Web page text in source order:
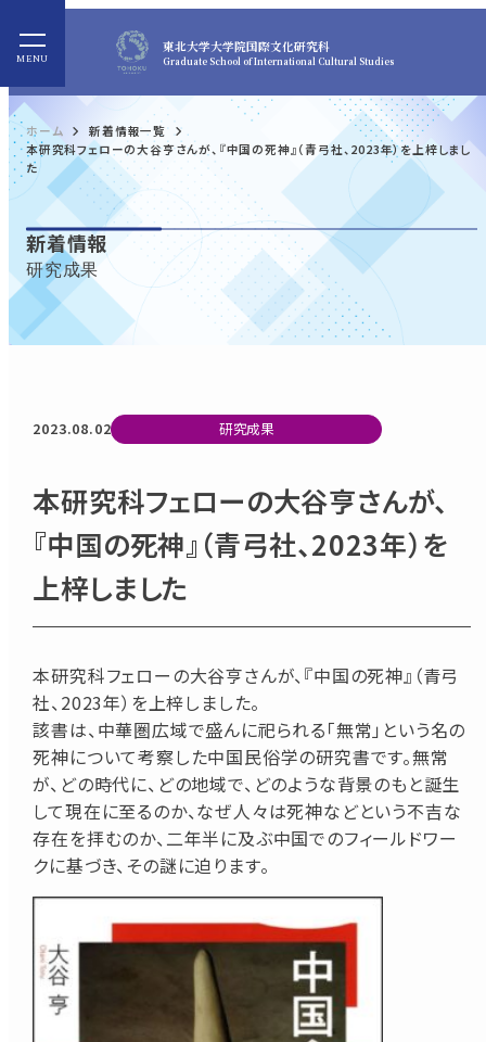
東北大学大学院国際文化研究科
Graduate School of International Cultural Studies
ホーム
新着情報一覧
本研究科フェローの大谷亨さんが、『中国の死神』（青弓社、2023年）を上梓しまし
た
新着情報
研究成果
2023.08.02 研究成果
本研究科フェローの大谷亨さんが、
『中国の死神』（青弓社、2023年）を
上梓しました
本研究科フェローの大谷亨さんが、『中国の死神』（青弓
社、2023年）を上梓しました。
該書は、中華圏広域で盛んに祀られる「無常」という名の
死神について考察した中国民俗学の研究書です。無常
が、どの時代に、どの地域で、どのような背景のもと誕生
して現在に至るのか、なぜ人々は死神などという不吉な
存在を拝むのか、二年半に及ぶ中国でのフィールドワー
クに基づき、その謎に迫ります。